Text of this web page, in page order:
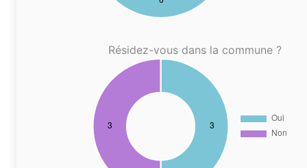
Résidez-vous dans la commune ?